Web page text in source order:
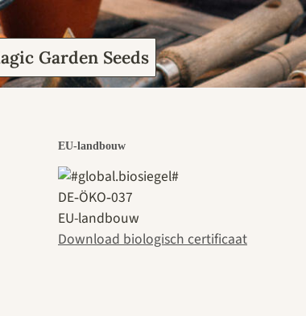
Garden Seeds
EU-landbouw
DE‑ÖKO‑037
EU-landbouw
Download biologisch certificaat